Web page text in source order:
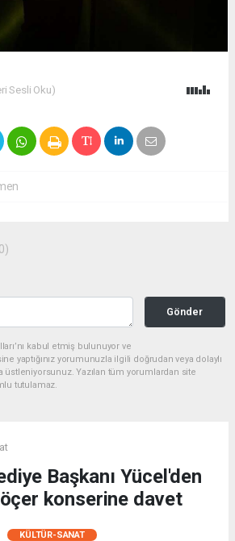
Sesli Oku)
Gönder
kabul etmiş bulunuyor ve
yaptığınız yorumunuzla ilgili doğrudan veya dolaylı
üstleniyorsunuz. Yazılan tüm yorumlardan site
tutulamaz.
Başkanı Yücel'den
konserine davet
KÜLTÜR-SANAT